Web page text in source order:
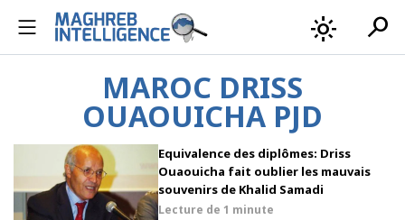
light_mode search
MAROC DRISS
OUAOUICHA PJD
Equivalence des diplômes: Driss
Ouaouicha fait oublier les mauvais
souvenirs de Khalid Samadi
Lecture de 1 minute